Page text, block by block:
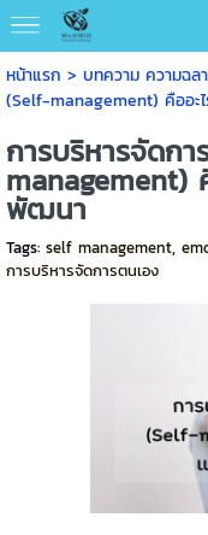
หน้าแรก > บทความ ความฉล
(Self-management) คืออะ
การบริหารจัดก
management)
พัฒนา
Tags: self management,
การบริหารจัดการตนเอง